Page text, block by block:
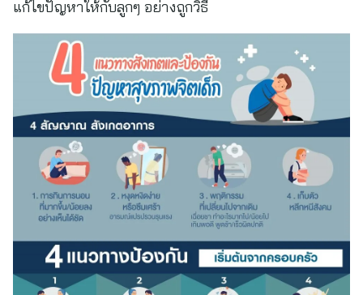
แก้ไขปัญหาให้กับลูกๆ อย่างถูกวิธี